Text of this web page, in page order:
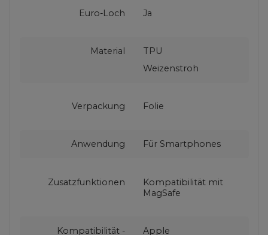
Euro-Loch Ja
Material
TPU
Weizenstroh
Verpackung Folie
Anwendung Für Smartphones
Zusatzfunktionen
Kompatibilität mit
MagSafe
Kompatibilität - Apple